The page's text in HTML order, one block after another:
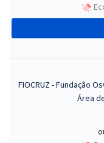
FIOCRUZ - Fundação
Área